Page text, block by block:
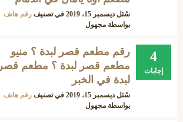
سُئل ديسمبر 15، 2019 في تصنيف رقم هاتف
بواسطة مجهول
4
إجابات
رقم مطعم قصر لبدة ؟ منيو
مطعم قصر لبدة ؟ مطعم قصر
لبدة في الخبر
سُئل ديسمبر 15، 2019 في تصنيف رقم هاتف
بواسطة مجهول